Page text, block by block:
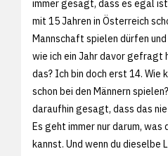
immer gesagt, dass es egal
mit 15 Jahren in Österreich
Mannschaft spielen dürfen
wie ich ein Jahr davor gefragt
das? Ich bin doch erst 14. Wie
schon bei den Männern
daraufhin gesagt, dass das
Es geht immer nur darum, was
kannst. Und wenn du dieselbe